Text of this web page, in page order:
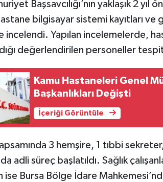
Başsavcılığı’nın yaklaşık 2 yıl
bilgisayar sistemi kayıtları ve
incelendi. Yapılan incelemelerde,
değerlendirilen personeller
Kamu Hastaneleri Genel
Başkanlıkları Değişti
İçeriği Görüntüle
3 hemşire, 1 tıbbi
adli süreç başlatıldı. Sağlık
ise Bursa Bölge İdare